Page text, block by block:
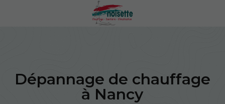
Dépannage de chauffage
à Nancy